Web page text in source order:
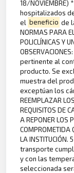
18/
hospitalizados
el beneficio de
NORMAS PARA
POLICLÍNICAS Y
pertinente al
producto. Se
muestra del
exceptúan los
REEMPLAZAR
REQUISITOS DE
A REPONER LOS
COMPROMETIDA
LA
transporte
y con las
seleccionada